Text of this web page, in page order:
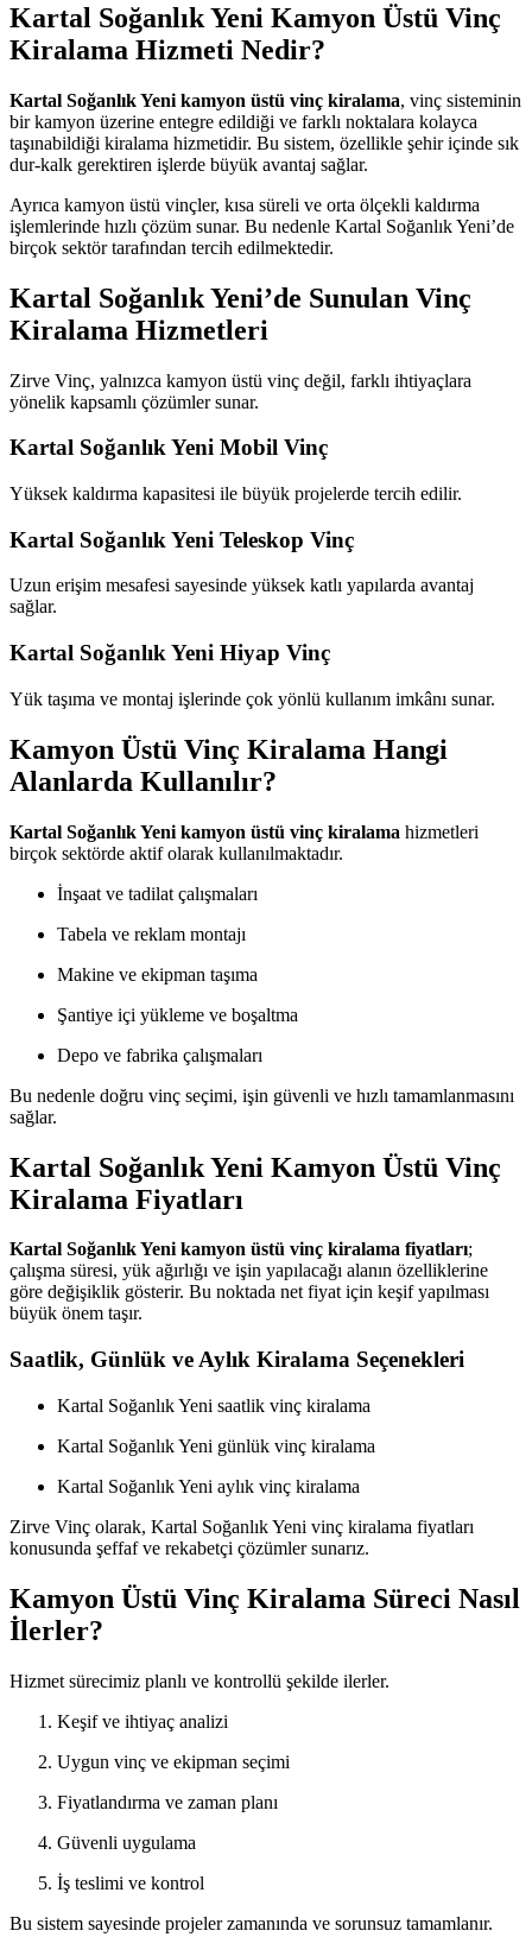
Kartal Soğanlık Yeni Kamyon Üstü Vinç
Kiralama Hizmeti Nedir?
Kartal Soğanlık Yeni kamyon üstü vinç kiralama, vinç sisteminin
bir kamyon üzerine entegre edildiği ve farklı noktalara kolayca
taşınabildiği kiralama hizmetidir. Bu sistem, özellikle şehir içinde sık
dur-kalk gerektiren işlerde büyük avantaj sağlar.
Ayrıca kamyon üstü vinçler, kısa süreli ve orta ölçekli kaldırma
işlemlerinde hızlı çözüm sunar. Bu nedenle Kartal Soğanlık Yeni’de
birçok sektör tarafından tercih edilmektedir.
Kartal Soğanlık Yeni’de Sunulan Vinç
Kiralama Hizmetleri
Zirve Vinç, yalnızca kamyon üstü vinç değil, farklı ihtiyaçlara
yönelik kapsamlı çözümler sunar.
Kartal Soğanlık Yeni Mobil Vinç
Yüksek kaldırma kapasitesi ile büyük projelerde tercih edilir.
Kartal Soğanlık Yeni Teleskop Vinç
Uzun erişim mesafesi sayesinde yüksek katlı yapılarda avantaj
sağlar.
Kartal Soğanlık Yeni Hiyap Vinç
Yük taşıma ve montaj işlerinde çok yönlü kullanım imkânı sunar.
Kamyon Üstü Vinç Kiralama Hangi
Alanlarda Kullanılır?
Kartal Soğanlık Yeni kamyon üstü vinç kiralama hizmetleri
birçok sektörde aktif olarak kullanılmaktadır.
İnşaat ve tadilat çalışmaları
Tabela ve reklam montajı
Makine ve ekipman taşıma
Şantiye içi yükleme ve boşaltma
Depo ve fabrika çalışmaları
Bu nedenle doğru vinç seçimi, işin güvenli ve hızlı tamamlanmasını
sağlar.
Kartal Soğanlık Yeni Kamyon Üstü Vinç
Kiralama Fiyatları
Kartal Soğanlık Yeni kamyon üstü vinç kiralama fiyatları;
çalışma süresi, yük ağırlığı ve işin yapılacağı alanın özelliklerine
göre değişiklik gösterir. Bu noktada net fiyat için keşif yapılması
büyük önem taşır.
Saatlik, Günlük ve Aylık Kiralama Seçenekleri
Kartal Soğanlık Yeni saatlik vinç kiralama
Kartal Soğanlık Yeni günlük vinç kiralama
Kartal Soğanlık Yeni aylık vinç kiralama
Zirve Vinç olarak, Kartal Soğanlık Yeni vinç kiralama fiyatları
konusunda şeffaf ve rekabetçi çözümler sunarız.
Kamyon Üstü Vinç Kiralama Süreci Nasıl
İlerler?
Hizmet sürecimiz planlı ve kontrollü şekilde ilerler.
Keşif ve ihtiyaç analizi
Uygun vinç ve ekipman seçimi
Fiyatlandırma ve zaman planı
Güvenli uygulama
İş teslimi ve kontrol
Bu sistem sayesinde projeler zamanında ve sorunsuz tamamlanır.